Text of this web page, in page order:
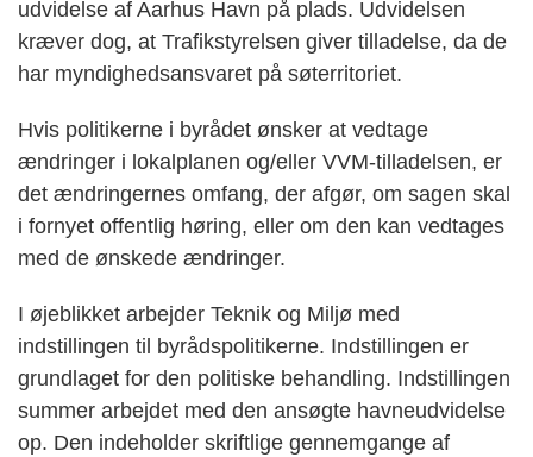
udvidelse af Aarhus Havn på plads. Udvidelsen
kræver dog, at Trafikstyrelsen giver tilladelse, da de
har myndighedsansvaret på søterritoriet.
Hvis politikerne i byrådet ønsker at vedtage
ændringer i lokalplanen og/eller VVM-tilladelsen, er
det ændringernes omfang, der afgør, om sagen skal
i fornyet offentlig høring, eller om den kan vedtages
med de ønskede ændringer.
I øjeblikket arbejder Teknik og Miljø med
indstillingen til byrådspolitikerne. Indstillingen er
grundlaget for den politiske behandling. Indstillingen
summer arbejdet med den ansøgte havneudvidelse
op. Den indeholder skriftlige gennemgange af